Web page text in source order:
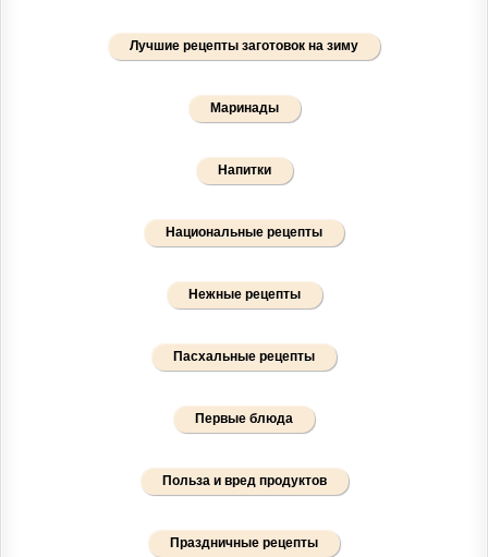
Лучшие рецепты заготовок на зиму
Маринады
Напитки
Национальные рецепты
Нежные рецепты
Пасхальные рецепты
Первые блюда
Польза и вред продуктов
Праздничные рецепты